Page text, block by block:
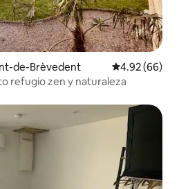
de-Brèvedent Calificación
4.92 (66)
refugio zen y naturaleza